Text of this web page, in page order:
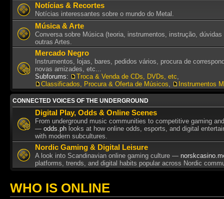
Notícias & Recortes
Notícias interessantes sobre o mundo do Metal.
Música & Arte
Conversa sobre Música (teoria, instrumentos, instrução,
outras Artes.
Mercado Negro
Instrumentos, lojas, bares, pedidos vários, procura de
novas amizades, etc...
Subforums:
Troca & Venda de CDs, DVDs, etc
Classificados, Procura & Oferta de Músicos
Instrumentos
CONNECTED VOICES OF THE UNDERGROUND
Digital Play, Odds & Online Scenes
From underground music communities to competitive gaming
— odds.ph looks at how online odds, esports, and digital
with modern subcultures.
Nordic Gaming & Digital Leisure
A look into Scandinavian online gaming culture —
platforms, trends, and digital habits popular across Nordic
WHO IS ONLINE